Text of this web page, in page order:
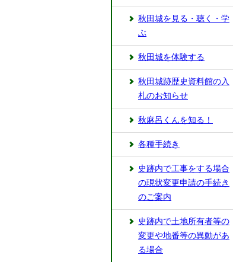
秋田城を見る・聴く・学
ぶ
秋田城を体験する
秋田城跡歴史資料館の入
札のお知らせ
秋麻呂くんを知る！
各種手続き
史跡内で工事をする場合
の現状変更申請の手続き
のご案内
史跡内で土地所有者等の
変更や地番等の異動があ
る場合